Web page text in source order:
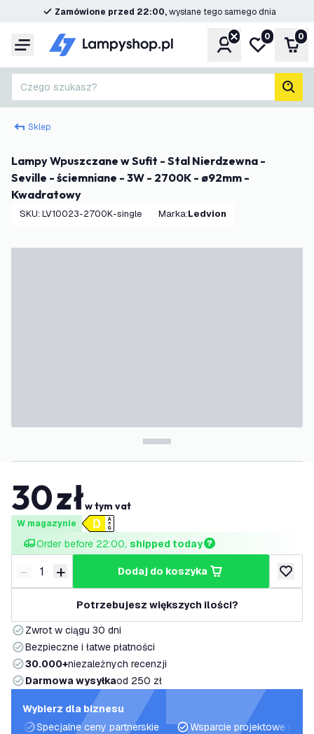
Zamówione przed 22:00,wysłane tego samego dnia
Menu KontoMoja lista
0 0
Czego szukasz?
Sklep
Lampy Wpuszczane w Sufit - Stal Nierdzewna -
Seville - ściemniane - 3W - 2700K - ø92mm -
Kwadratowy
SKU: LV10023-2700K-single Marka: Ledvion
30złw tym vat
W magazynie
Order before 22:00, shipped today
Zmniejsz ilość
- Zwiększ ilość
+ dodaj do koszyka
dodaj
Potrzebujesz większych ilości?
Zwrot w ciągu 30 dni
Bezpieczne i łatwe płatności
30.000+niezależnych recenzji
Darmowa wysyłkaod 250 zł
Wybierz dla biznesu
Specjalne ceny partnerskie
Wsparcie projektowe i